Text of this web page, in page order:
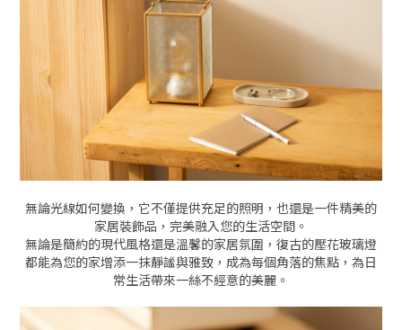
無論光線如何變換，它不僅提供充足的照明，也還是一件精美的
家居裝飾品，完美融入您的生活空間。
無論是簡約的現代風格還是溫馨的家居氛圍，復古的壓花玻璃燈
都能為您的家增添一抹靜謐與雅致，成為每個角落的焦點，為日
常生活帶來一絲不經意的美麗。